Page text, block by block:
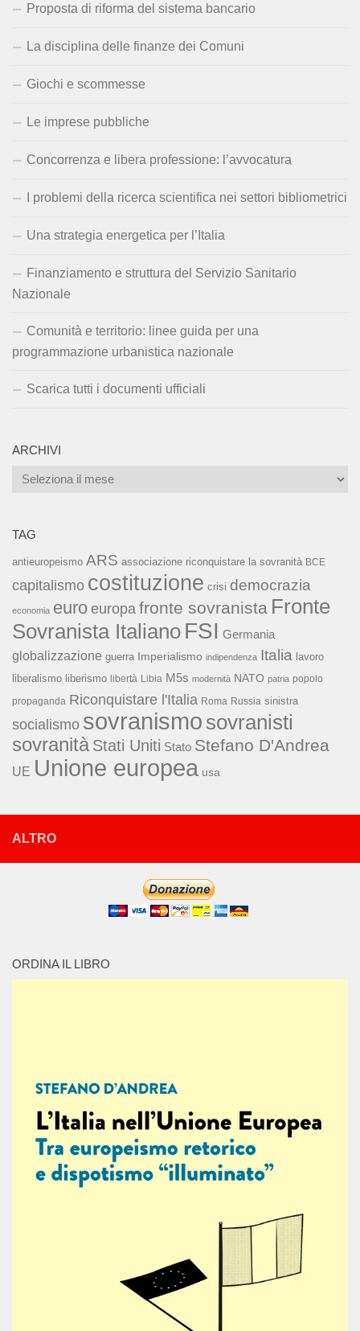
Proposta di riforma del sistema bancario
La disciplina delle finanze dei Comuni
Giochi e scommesse
Le imprese pubbliche
Concorrenza e libera professione: l’avvocatura
I problemi della ricerca scientifica nei settori bibliometrici
Una strategia energetica per l’Italia
Finanziamento e struttura del Servizio Sanitario
Nazionale
Comunità e territorio: linee guida per una
programmazione urbanistica nazionale
Scarica tutti i documenti ufficiali
ARCHIVI
Archivi
TAG
antieuropeismo ARS associazione riconquistare la sovranità BCE
capitalismo costituzione crisi democrazia
economia euro europa fronte sovranista Fronte
Sovranista Italiano FSI Germania
globalizzazione guerra Imperialismo indipendenza Italia lavoro
liberalismo liberismo libertà Libia M5s modernità NATO patria popolo
propaganda Riconquistare l'Italia Roma Russia sinistra
socialismo sovranismo sovranisti
sovranità Stati Uniti Stato Stefano D'Andrea
UE Unione europea usa
ALTRO
ORDINA IL LIBRO